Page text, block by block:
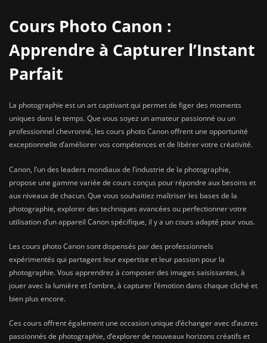
Cours Photo Canon :
Apprendre à Capturer l’Instant
Parfait
La photographie est un art captivant qui permet de figer des moments
uniques dans le temps. Que vous soyez un amateur passionné ou un
professionnel chevronné, les cours photo Canon offrent une opportunité
exceptionnelle d’améliorer vos compétences et de libérer votre créativité.
Canon, l’un des leaders mondiaux de l’industrie de la photographie,
propose une gamme variée de cours conçus pour répondre aux besoins et
aux niveaux de chacun. Que vous souhaitiez maîtriser les bases de la
photographie, explorer des techniques avancées ou perfectionner votre
utilisation d’un appareil Canon spécifique, il y a un cours adapté pour vous.
Les cours photo Canon sont dispensés par des professionnels
expérimentés qui partagent leur expertise et leur passion pour la
photographie. Vous apprendrez à composer des images saisissantes, à
jouer avec la lumière et l’ombre, à capturer l’émotion dans chaque cliché et
bien plus encore.
Ces cours offrent également une occasion unique d’échanger avec d’autres
passionnés de photographie, d’explorer de nouveaux horizons créatifs et